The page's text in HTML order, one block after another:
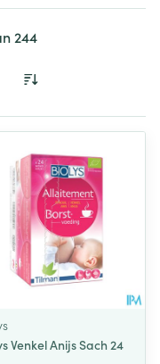
244
Venkel Anijs Sach 24